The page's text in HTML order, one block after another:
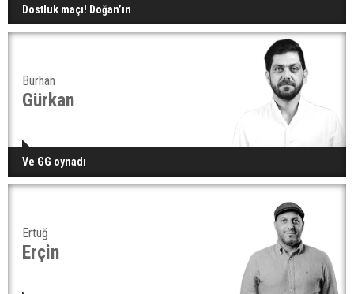
Dostluk maçı! Doğan’ın
Burhan
Gürkan
Ve GG oynadı
Ertuğ
Erçin